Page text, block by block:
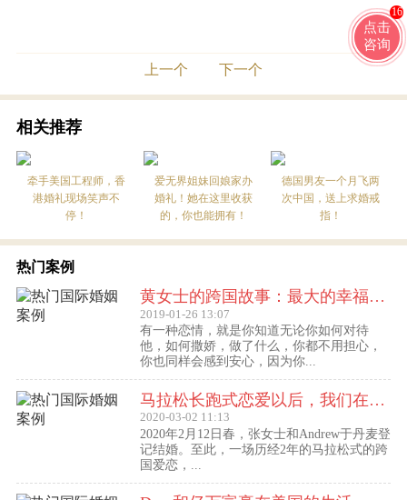
上一个 下一个
相关推荐
牵手美国工程师，香
港婚礼现场笑声不
停！
爱无界姐妹回娘家办
婚礼！她在这里收获
的，你也能拥有！
德国男友一个月飞两
次中国，送上求婚戒
指！
热门案例
黄女士的跨国故事：最大的幸福便是有一个白马王子一直默默等着自己
2019-01-26 13:07
有一种恋情，就是你知道无论你如何对待
他，如何撒娇，做了什么，你都不用担心，
你也同样会感到安心，因为你...
马拉松长跑式恋爱以后，我们在丹麦登记结婚了
2020-03-02 11:13
2020年2月12日春，张女士和Andrew于丹麦登
记结婚。至此，一场历经2年的马拉松式的跨
国爱恋，...
点击
咨询
16